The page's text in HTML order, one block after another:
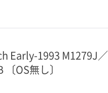
Early-1993 M1279J／
OS無し〕